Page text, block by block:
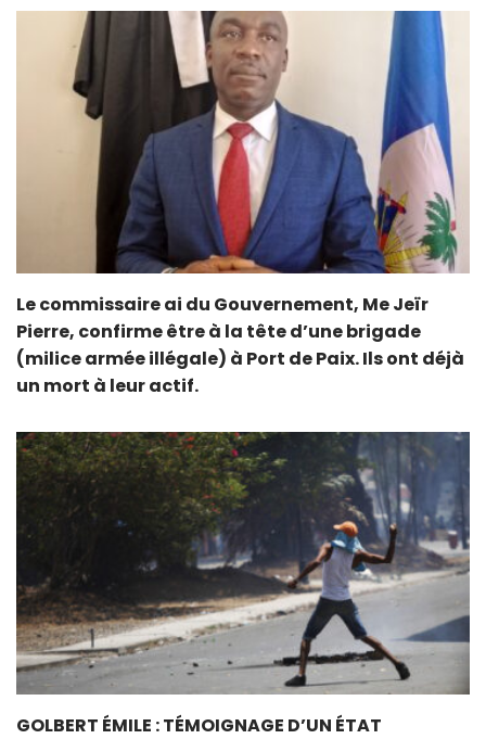
Le commissaire ai du Gouvernement, Me Jeïr
Pierre, confirme être à la tête d’une brigade
(milice armée illégale) à Port de Paix. Ils ont déjà
un mort à leur actif.
GOLBERT ÉMILE : TÉMOIGNAGE D’UN ÉTAT